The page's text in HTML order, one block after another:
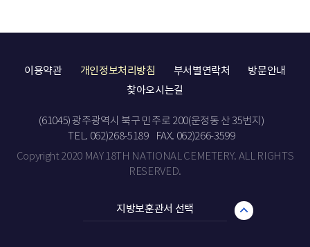
이용약관 개인정보처리방침 부서별연락처
방문안내
찾아오시는길
(61045) 광주광역시 북구 민주로 200(운정동 산 35번지)
TEL. 062)268-5189
FAX. 062)266-3599
Copyright 2020 MAY 18TH NATIONAL CEMETERY. ALL RIGHTS
RESERVED.
지방보훈관서 선택